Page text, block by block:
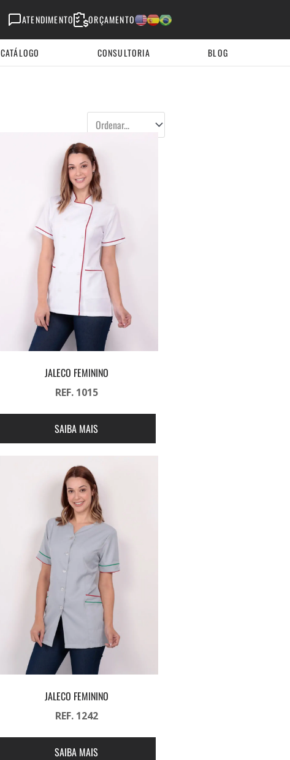
ATENDIMENTO
ORÇAMENTO
EnglishEspanholPortugues
CATÁLOGO CONSULTORIA BLOG
JALECO FEMININO
REF. 1015
SAIBA MAIS
JALECO FEMININO
REF. 1242
SAIBA MAIS